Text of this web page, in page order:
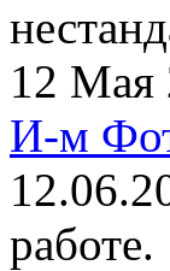
12 Мая
И-м
работе.